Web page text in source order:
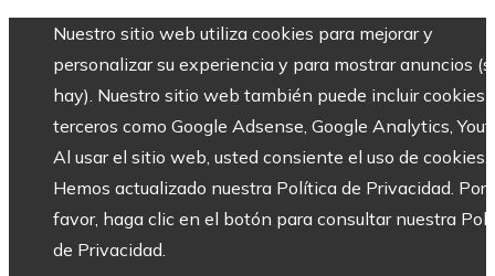
Nuestro sitio web utiliza cookies para mejorar y
personalizar su experiencia y para mostrar anuncios
hay). Nuestro sitio web también puede incluir cookies
terceros como Google Adsense, Google Analytics,
Al usar el sitio web, usted consiente el uso de cookies.
Hemos actualizado nuestra Política de Privacidad. Por
favor, haga clic en el botón para consultar nuestra
de Privacidad.